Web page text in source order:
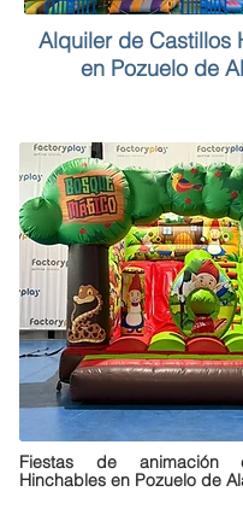
Alquiler de Castillos
en Pozuelo de
Fiestas de animación
Hinchables en Pozuelo de